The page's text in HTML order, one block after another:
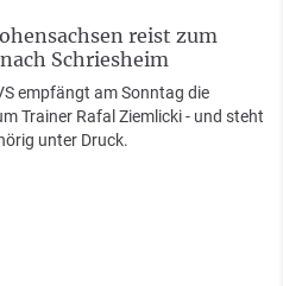
reist zum
Schriesheim
empfängt am Sonntag die
Trainer Rafal Ziemlicki - und steht
unter Druck.